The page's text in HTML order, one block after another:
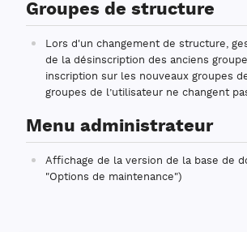
Groupes de structure
Lors d'un changement de structure,
de la désinscription des anciens
inscription sur les nouveaux groupes
groupes de l’utilisateur ne changent
Menu administrateur
Affichage de la version de la base de
"Options de maintenance")